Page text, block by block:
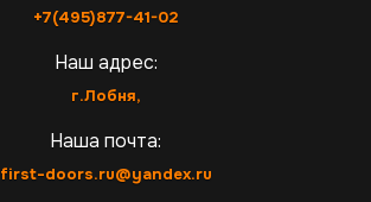
+7(495)877-41-02
Наш адрес:
г.Лобня,
Наша почта:
first-doors.ru@yandex.ru